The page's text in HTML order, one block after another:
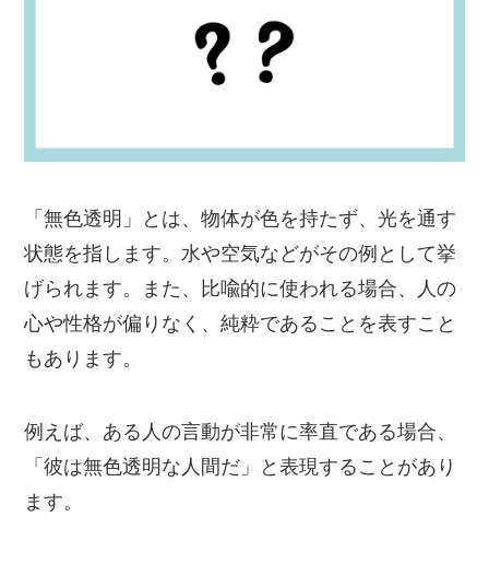
「無色透明」とは、物体が色を持たず、光を通す
状態を指します。水や空気などがその例として挙
げられます。また、比喩的に使われる場合、人の
心や性格が偏りなく、純粋であることを表すこと
もあります。
例えば、ある人の言動が非常に率直である場合、
「彼は無色透明な人間だ」と表現することがあり
ます。